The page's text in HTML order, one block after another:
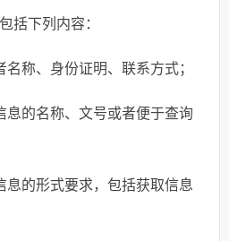
括下列内容：
名称、身份证明、联系方式；
息的名称、文号或者便于查询
息的形式要求，包括获取信息